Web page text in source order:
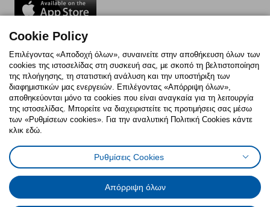
Follow us:
FacebookInstagram
TikTokYoutubePinterestTwitter
Πολιτική CookiesΔήλωση ψηφιακής προσβασιμότητας
Ρυθμίσεις cookiesΌροι Χρήσης
Γενική Πολιτική Προσωπικών Δεδομένων
Πολιτική Προσωπικών Δεδομένων για ΙΚΕΑ.gr
Κώδικας Καταναλωτικής Δεοντολογίας
Cookie Policy
Επιλέγοντας «Αποδοχή όλων», συναινείτε στην αποθήκευση όλων των
cookies της ιστοσελίδας στη συσκευή σας, με σκοπό τη βελτιστοποίηση
της πλοήγησης, τη στατιστική ανάλυση και την υποστήριξη των
διαφημιστικών μας ενεργειών. Επιλέγοντας «Απόρριψη όλων»,
αποθηκεύονται μόνο τα cookies που είναι αναγκαία για τη λειτουργία
της ιστοσελίδας. Μπορείτε να διαχειριστείτε τις προτιμήσεις σας μέσω
των «Ρυθμίσεων cookies». Για την αναλυτική Πολιτική Cookies κάντε
κλικ εδώ.
Ρυθμίσεις Cookies
Απόρριψη όλων